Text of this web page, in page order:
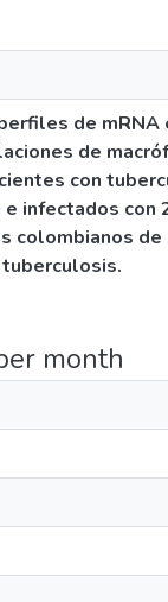
de mRNA
de
con
infectados con
colombianos de
month